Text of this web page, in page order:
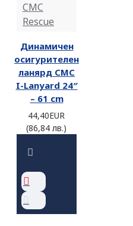
CMC
Rescue
Динамичен
осигурителен
ланярд CMC
I-Lanyard 24″
– 61 cm
44,40EUR
(86,84 лв.)